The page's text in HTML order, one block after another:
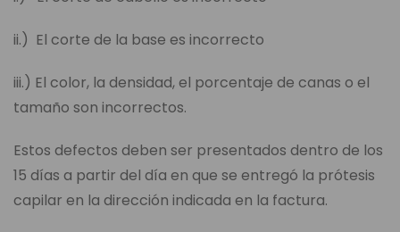
ii.) El corte de la base es incorrecto
iii.) El color, la densidad, el porcentaje de canas o el
tamaño son incorrectos.
Estos defectos deben ser presentados dentro de los
15 días a partir del día en que se entregó la prótesis
capilar en la dirección indicada en la factura.